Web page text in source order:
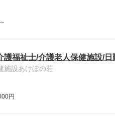
護福祉士/介護老人保健施設/
施設あけぼの荘
円